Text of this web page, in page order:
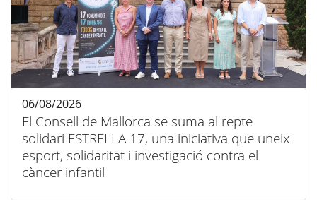
El Consell de Mallorca se suma al repte
solidari ESTRELLA 17, una iniciativa que uneix
esport, solidaritat i investigació contra el
càncer infantil
06/08/2026